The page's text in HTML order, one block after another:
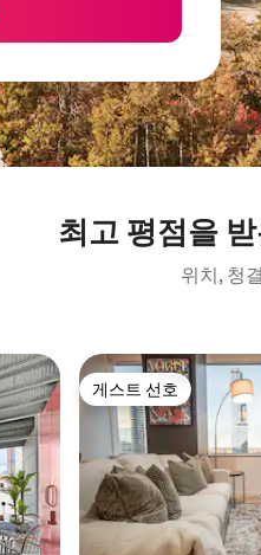
최고 평점을
위치, 청
게스트 선호
게스트 선호